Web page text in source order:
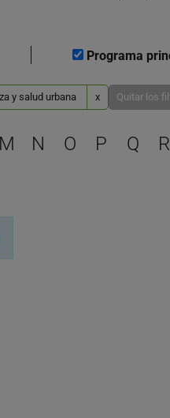
Programa
y salud urbana x Quitar los
Selecciona una letra
M N O P Q R